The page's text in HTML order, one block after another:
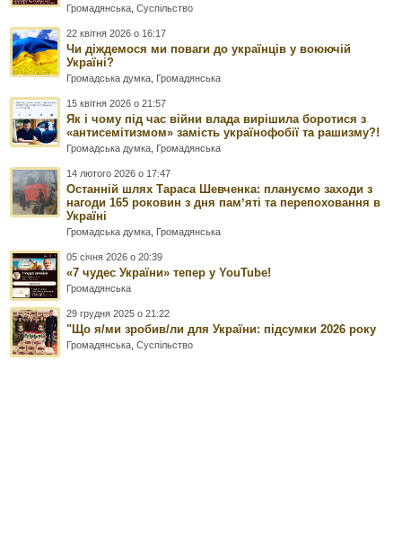
Громадянська ,Суспільство
22 квітня 2026 о 16:17
Чи діждемося ми поваги до українців у воюючій
Україні?
Громадська думка Громадянська
15 квітня 2026 о 21:57
Як і чому під час війни влада вирішила боротися з
«антисемітизмом» замість українофобії та рашизму?!
Громадська думка Громадянська
14 лютого 2026 о 17:47
Останній шлях Тараса Шевченка: плануємо заходи з
нагоди 165 роковин з дня памʼяті та перепоховання в
Україні
Громадська думка Громадянська
05 січня 2026 о 20:39
«7 чудес України» тепер у YouTube!
Громадянська
29 грудня 2025 о 21:22
"Що я/ми зробив/ли для України: підсумки 2026 року
Громадянська ,Суспільство